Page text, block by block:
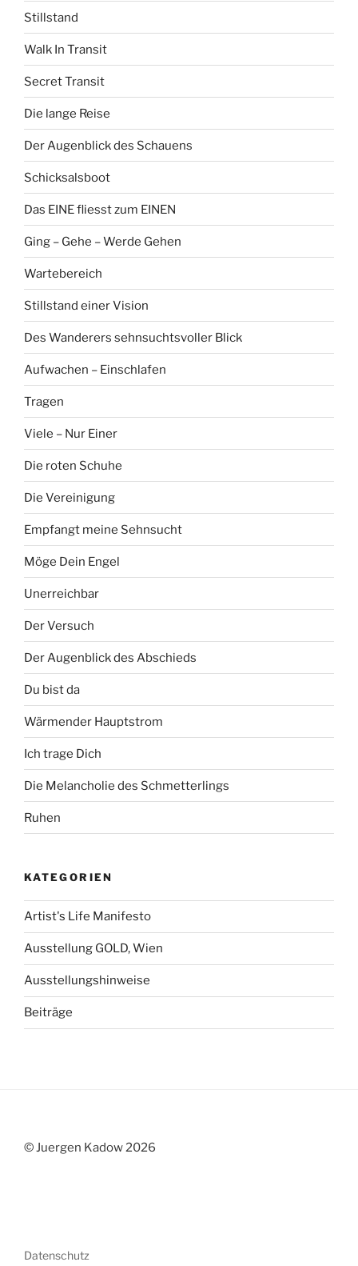
Stillstand
Walk In Transit
Secret Transit
Die lange Reise
Der Augenblick des Schauens
Schicksalsboot
Das EINE fliesst zum EINEN
Ging – Gehe – Werde Gehen
Wartebereich
Stillstand einer Vision
Des Wanderers sehnsuchtsvoller Blick
Aufwachen – Einschlafen
Tragen
Viele – Nur Einer
Die roten Schuhe
Die Vereinigung
Empfangt meine Sehnsucht
Möge Dein Engel
Unerreichbar
Der Versuch
Der Augenblick des Abschieds
Du bist da
Wärmender Hauptstrom
Ich trage Dich
Die Melancholie des Schmetterlings
Ruhen
KATEGORIEN
Artist's Life Manifesto
Ausstellung GOLD, Wien
Ausstellungshinweise
Beiträge
© Juergen Kadow 2026
Datenschutz